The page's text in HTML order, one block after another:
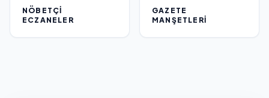
NÖBETÇI
ECZANELER
GAZETE
MANŞETLERI